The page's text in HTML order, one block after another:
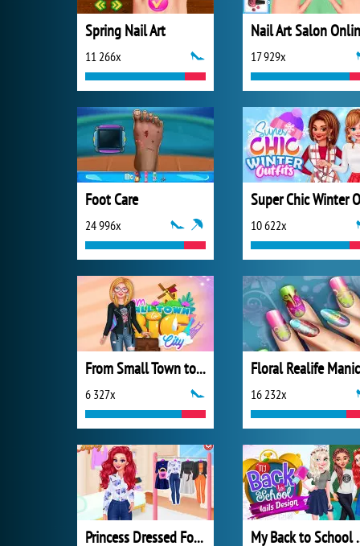
Spring Nail Art
11 266x
Nail Art Salon
17 929x
Foot Care
24 996x 10 622x
From Small Town to Big City
6 327x 16 232x
Princess Dressed For Success My